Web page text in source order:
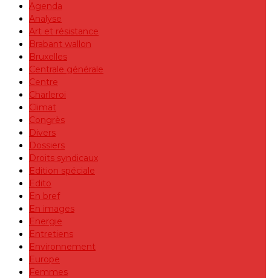
Agenda
Analyse
Art et résistance
Brabant wallon
Bruxelles
Centrale générale
Centre
Charleroi
Climat
Congrès
Divers
Dossiers
Droits syndicaux
Edition spéciale
Edito
En bref
En images
Energie
Entretiens
Environnement
Europe
Femmes